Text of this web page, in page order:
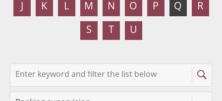
K L M N O P Q R
S T U